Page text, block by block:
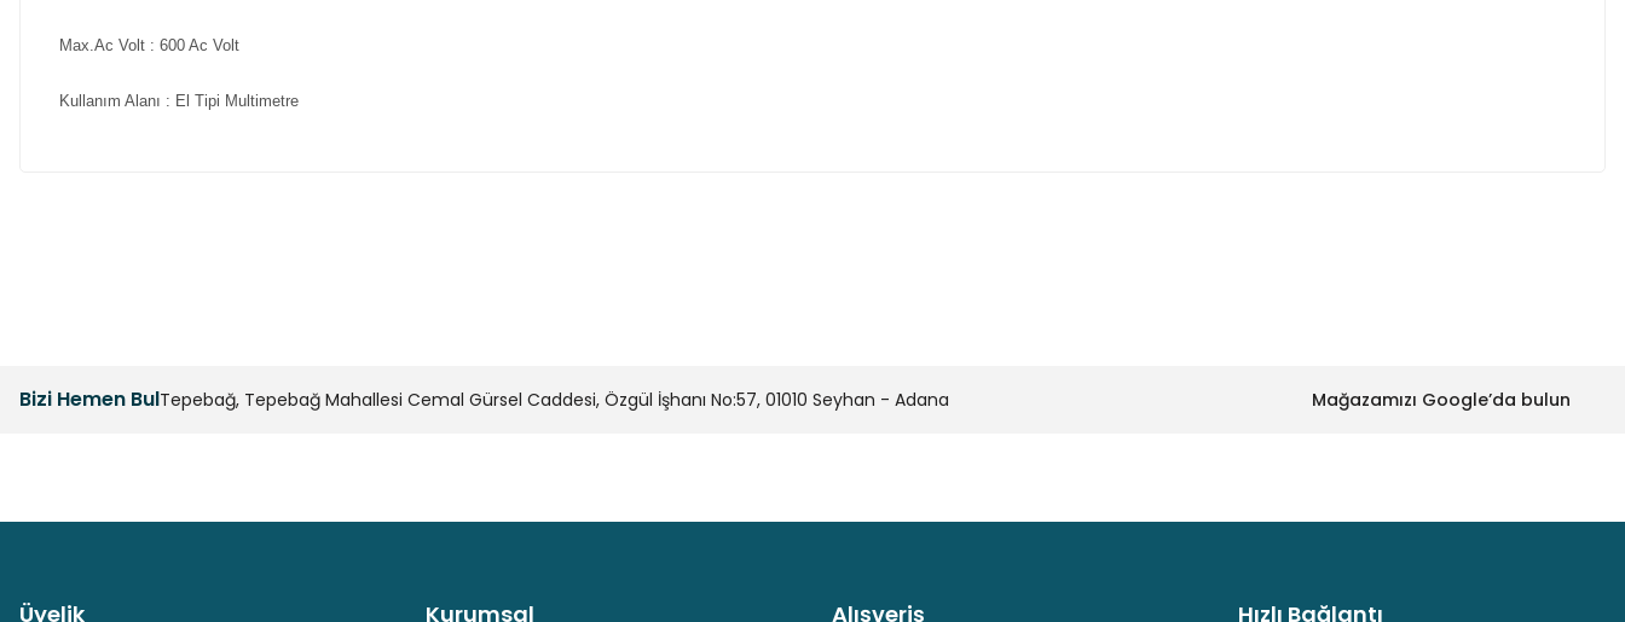
Max.Ac Volt : 600 Ac Volt
Kullanım Alanı : El Tipi Multimetre
Ürün bilgilerinde hatalar bulunuyor.
Bizi Hemen BulTepebağ, Tepebağ Mahallesi Cemal Gürsel Caddesi, Özgül İşhanı No:57, 01010 Seyhan - Adana Mağazamızı Google’da bulun
Güvenli Ödeme Hediyeli Ürün Seçenekleri
Üyelik Kurumsal Alışveriş Hızlı Bağlantı